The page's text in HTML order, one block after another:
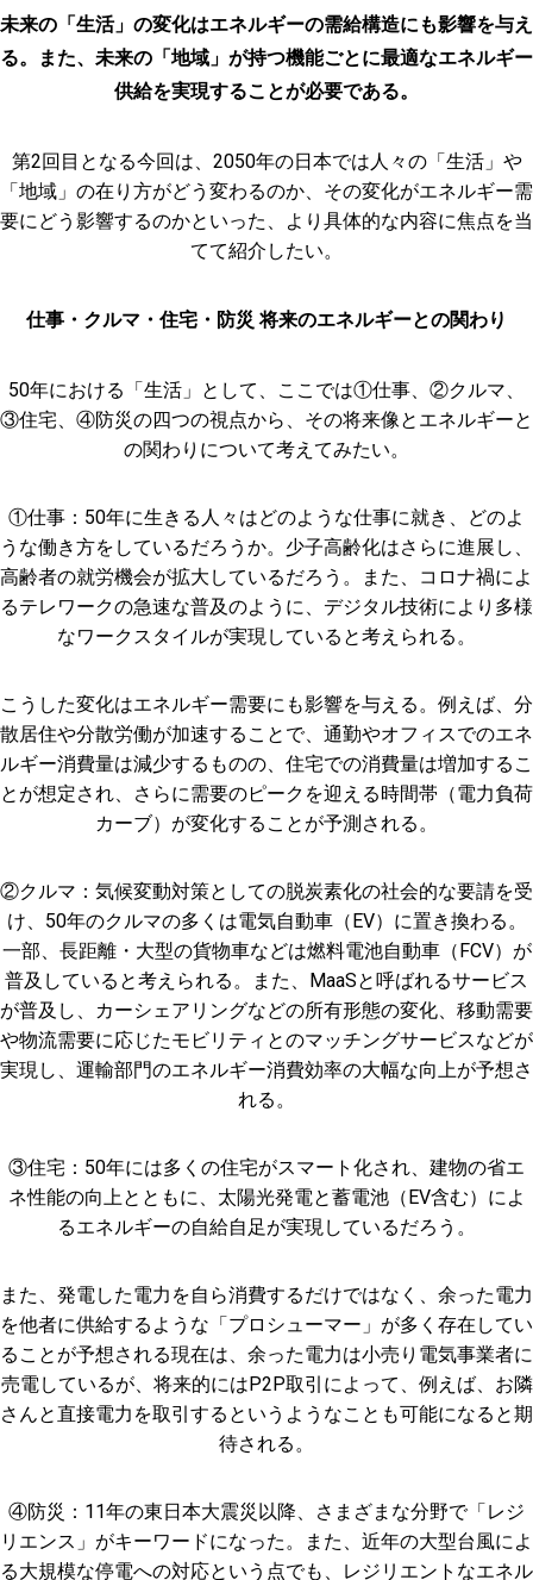
未来の「生活」の変化はエネルギーの需給構造にも影響を与え
る。また、未来の「地域」が持つ機能ごとに最適なエネルギー
供給を実現することが必要である。
第2回目となる今回は、2050年の日本では人々の「生活」や
「地域」の在り方がどう変わるのか、その変化がエネルギー需
要にどう影響するのかといった、より具体的な内容に焦点を当
てて紹介したい。
仕事・クルマ・住宅・防災 将来のエネルギーとの関わり
50年における「生活」として、ここでは①仕事、②クルマ、
③住宅、④防災の四つの視点から、その将来像とエネルギーと
の関わりについて考えてみたい。
①仕事：50年に生きる人々はどのような仕事に就き、どのよ
うな働き方をしているだろうか。少子高齢化はさらに進展し、
高齢者の就労機会が拡大しているだろう。また、コロナ禍によ
るテレワークの急速な普及のように、デジタル技術により多様
なワークスタイルが実現していると考えられる。
こうした変化はエネルギー需要にも影響を与える。例えば、分
散居住や分散労働が加速することで、通勤やオフィスでのエネ
ルギー消費量は減少するものの、住宅での消費量は増加するこ
とが想定され、さらに需要のピークを迎える時間帯（電力負荷
カーブ）が変化することが予測される。
②クルマ：気候変動対策としての脱炭素化の社会的な要請を受
け、50年のクルマの多くは電気自動車（EV）に置き換わる。
一部、長距離・大型の貨物車などは燃料電池自動車（FCV）が
普及していると考えられる。また、MaaSと呼ばれるサービス
が普及し、カーシェアリングなどの所有形態の変化、移動需要
や物流需要に応じたモビリティとのマッチングサービスなどが
実現し、運輸部門のエネルギー消費効率の大幅な向上が予想さ
れる。
③住宅：50年には多くの住宅がスマート化され、建物の省エ
ネ性能の向上とともに、太陽光発電と蓄電池（EV含む）によ
るエネルギーの自給自足が実現しているだろう。
また、発電した電力を自ら消費するだけではなく、余った電力
を他者に供給するような「プロシューマー」が多く存在してい
ることが予想される現在は、余った電力は小売り電気事業者に
売電しているが、将来的にはP2P取引によって、例えば、お隣
さんと直接電力を取引するというようなことも可能になると期
待される。
④防災：11年の東日本大震災以降、さまざまな分野で「レジ
リエンス」がキーワードになった。また、近年の大型台風によ
る大規模な停電への対応という点でも、レジリエントなエネル